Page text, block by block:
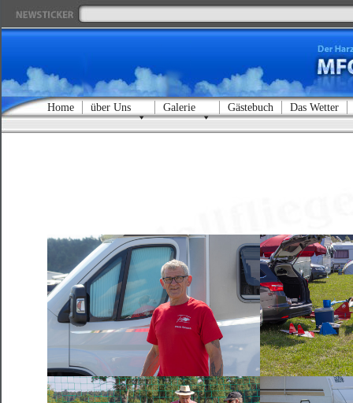
Home über Uns Galerie Gästebuch Das Wetter